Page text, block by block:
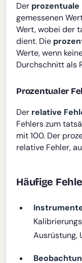
Der prozentuale
gemessenen
Wert, wobei der
dient. Die
Werte, wenn
Durchschnitt als
Prozentualer
Der relative
Fehlers zum
mit 100. Der
relative Fehler,
Häufige
Ausrüstung,